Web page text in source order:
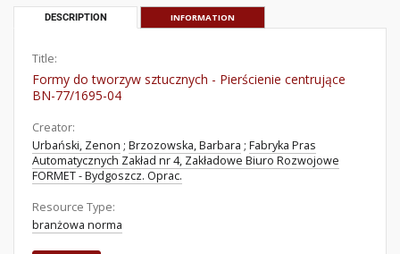
DESCRIPTION INFORMATION
Title:
Formy do tworzyw sztucznych - Pierścienie centrujące
BN-77/1695-04
Creator:
Urbański, Zenon ; Brzozowska, Barbara ; Fabryka Pras
Automatycznych Zakład nr 4, Zakładowe Biuro Rozwojowe
FORMET - Bydgoszcz. Oprac.
Resource Type:
branżowa norma